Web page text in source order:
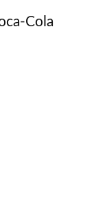
Cola